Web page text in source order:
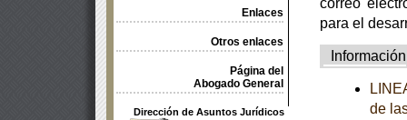
Enlaces
Otros enlaces
Página del
Abogado General
Dirección de Asuntos Jurídicos
correo
para el
Información
de